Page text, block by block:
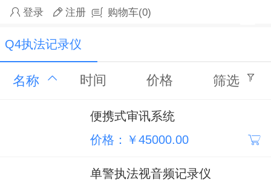
登录 注册 购物车(0)
Q4执法记录仪
名称 时间 价格 筛选
便携式审讯系统
价格：￥45000.00
单警执法视音频记录仪